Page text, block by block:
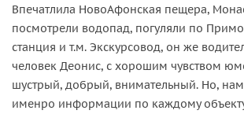
Впечатлила НовоАфонская пещера,
посмотрели водопад, погуляли по
станция и т.м. Экскурсовод, он же
человек Деонис, с хорошим чувством
шустрый, добрый, внимательный. Но, нам
именро информации по каждому